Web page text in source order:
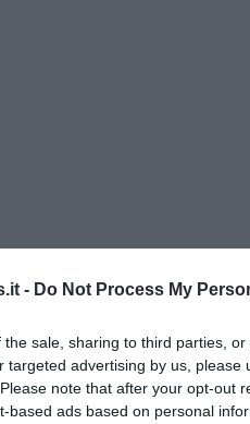
- Do Not Process My
the sale, sharing to third parties,
targeted advertising by us, please
note that after your opt-out
based ads based on personal